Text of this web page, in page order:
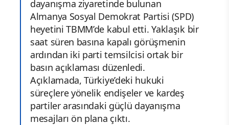
dayanışma ziyaretinde bulunan
Almanya Sosyal Demokrat Partisi (SPD)
heyetini TBMM’de kabul etti. Yaklaşık bir
saat süren basına kapalı görüşmenin
ardından iki parti temsilcisi ortak bir
basın açıklaması düzenledi.
Açıklamada, Türkiye’deki hukuki
süreçlere yönelik endişeler ve kardeş
partiler arasındaki güçlü dayanışma
mesajları ön plana çıktı.